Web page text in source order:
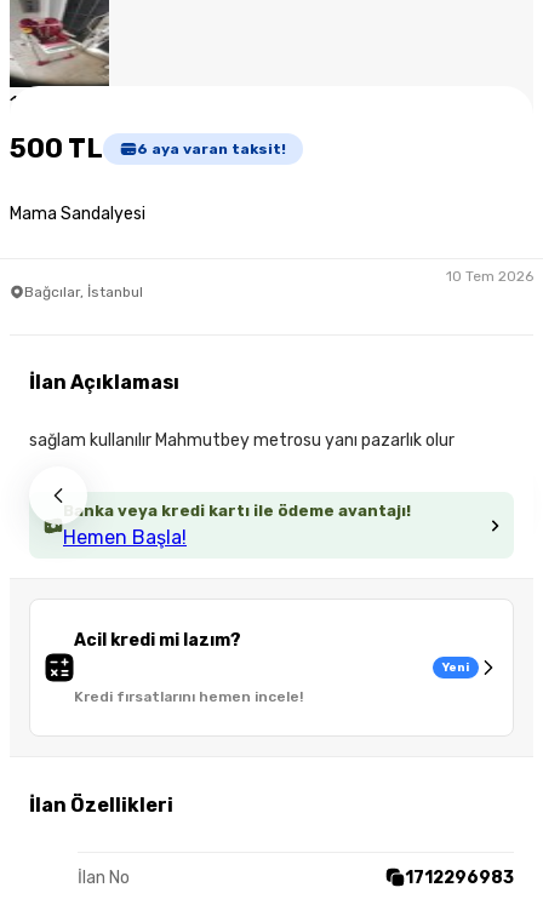
1
500 TL 6 aya varan taksit!
Mama Sandalyesi
Bağcılar, İstanbul
10 Tem 2026
Banka veya kredi kartı ile ödeme avantajı!
Hemen Başla!
Acil kredi mi lazım?
Kredi fırsatlarını hemen incele!
Yeni
İlan Özellikleri
İlan No 1712296983
İlan Açıklaması
sağlam kullanılır Mahmutbey metrosu yanı pazarlık olur